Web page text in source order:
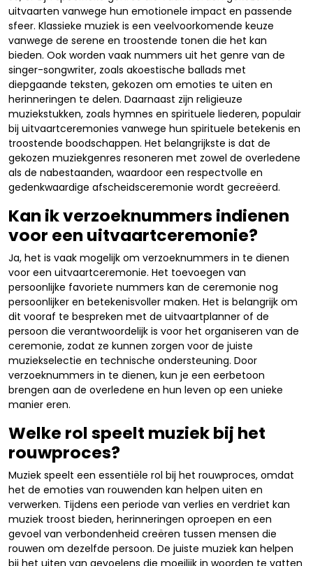
uitvaarten vanwege hun emotionele impact en passende
sfeer. Klassieke muziek is een veelvoorkomende keuze
vanwege de serene en troostende tonen die het kan
bieden. Ook worden vaak nummers uit het genre van de
singer-songwriter, zoals akoestische ballads met
diepgaande teksten, gekozen om emoties te uiten en
herinneringen te delen. Daarnaast zijn religieuze
muziekstukken, zoals hymnes en spirituele liederen, populair
bij uitvaartceremonies vanwege hun spirituele betekenis en
troostende boodschappen. Het belangrijkste is dat de
gekozen muziekgenres resoneren met zowel de overledene
als de nabestaanden, waardoor een respectvolle en
gedenkwaardige afscheidsceremonie wordt gecreëerd.
Kan ik verzoeknummers indienen
voor een uitvaartceremonie?
Ja, het is vaak mogelijk om verzoeknummers in te dienen
voor een uitvaartceremonie. Het toevoegen van
persoonlijke favoriete nummers kan de ceremonie nog
persoonlijker en betekenisvoller maken. Het is belangrijk om
dit vooraf te bespreken met de uitvaartplanner of de
persoon die verantwoordelijk is voor het organiseren van de
ceremonie, zodat ze kunnen zorgen voor de juiste
muziekselectie en technische ondersteuning. Door
verzoeknummers in te dienen, kun je een eerbetoon
brengen aan de overledene en hun leven op een unieke
manier eren.
Welke rol speelt muziek bij het
rouwproces?
Muziek speelt een essentiële rol bij het rouwproces, omdat
het de emoties van rouwenden kan helpen uiten en
verwerken. Tijdens een periode van verlies en verdriet kan
muziek troost bieden, herinneringen oproepen en een
gevoel van verbondenheid creëren tussen mensen die
rouwen om dezelfde persoon. De juiste muziek kan helpen
bij het uiten van gevoelens die moeilijk in woorden te vatten